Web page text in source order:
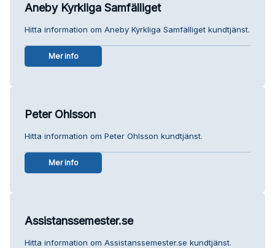
Aneby Kyrkliga Samfälliget
Hitta information om Aneby Kyrkliga Samfälliget kundtjänst.
Mer info
Peter Ohlsson
Hitta information om Peter Ohlsson kundtjänst.
Mer info
Assistanssemester.se
Hitta information om Assistanssemester.se kundtjänst.